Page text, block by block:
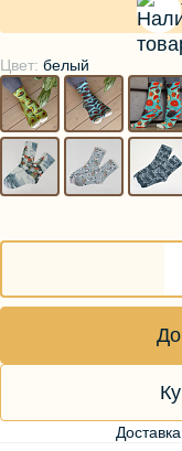
Цвет: белый